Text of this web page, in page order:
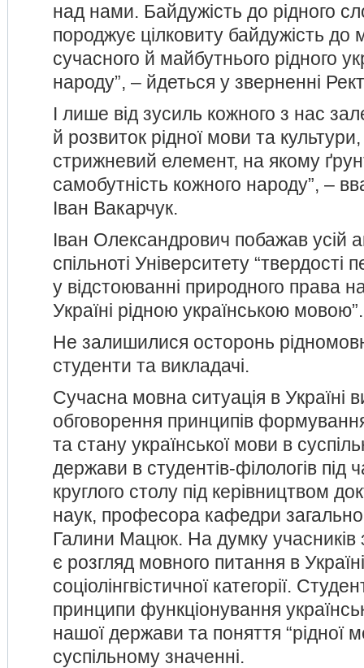
над нами. Байдужість до рідного
породжує цілковиту байдужість до
сучасного й майбутнього рідного
народу”, – йдеться у зверненні
І лише від зусиль кожного з нас
й розвиток рідної мови та
стрижневий елемент, на якому
самобутність кожного народу”, –
Іван Вакарчук.
Іван Олександрович побажав усій
спільноті Університету “твердості
у відстоюванні природного права
Україні рідною українською мовою”.
Не залишилися осторонь
студенти та викладачі.
Сучасна мовна ситуація в Україні
обговорення принципів
та стану української мови в
держави в студентів-філологів під
круглого столу під керівництвом
наук, професора кафедри
Галини Мацюк. На думку учасників
є розгляд мовного питання в
соціолінгвістичної категорії.
принципи функціонування
нашої держави та поняття “рідної
суспільному значенні.